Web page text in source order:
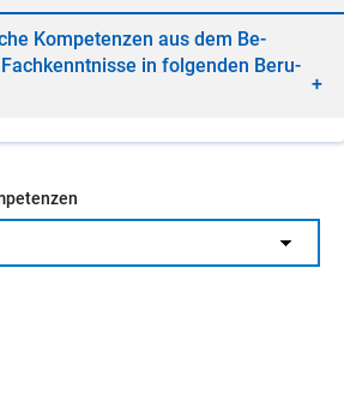
Kom­pe­ten­zen aus dem Be­
in fol­gen­den Be­ru­